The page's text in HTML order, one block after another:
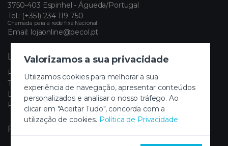
Valorizamos a sua privacidade
Utilizamos cookies para melhorar a sua
experiência de navegação, apresentar conteúdos
personalizados e analisar o nosso tráfego. Ao
clicar em "Aceitar Tudo", concorda com a
utilização de cookies. Política de Privacidade
3750-403 Espinhel - Águeda/Portugal
Tel.: (+351) 234 119 750
Chamada para a rede fixa Nacional
Email: lojaonline@pecol.pt
LINKS ÚTEIS
Política de Privacidade
Termos e Condições
Livro de Reclamações Eletrónico
Painel de Cookies
FIQUE A PAR DAS NOVIDADES